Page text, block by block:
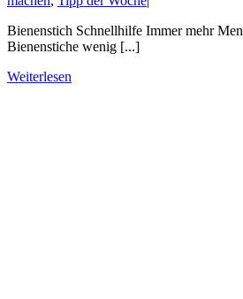
Bienenstich Schnellhilfe Immer mehr
Bienenstiche wenig [...]
Weiterlesen